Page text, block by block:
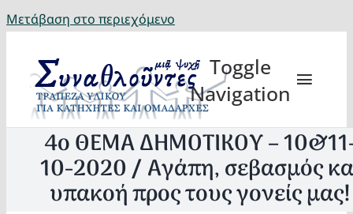
Μετάβαση στο περιεχόμενο
Toggle
Navigation
Θέματα
4ο ΘΕΜΑ ΔΗΜΟΤΙΚΟΥ –
10-2020 / Αγάπη, σεβασμός
υπακοή προς τους γονείς μας!